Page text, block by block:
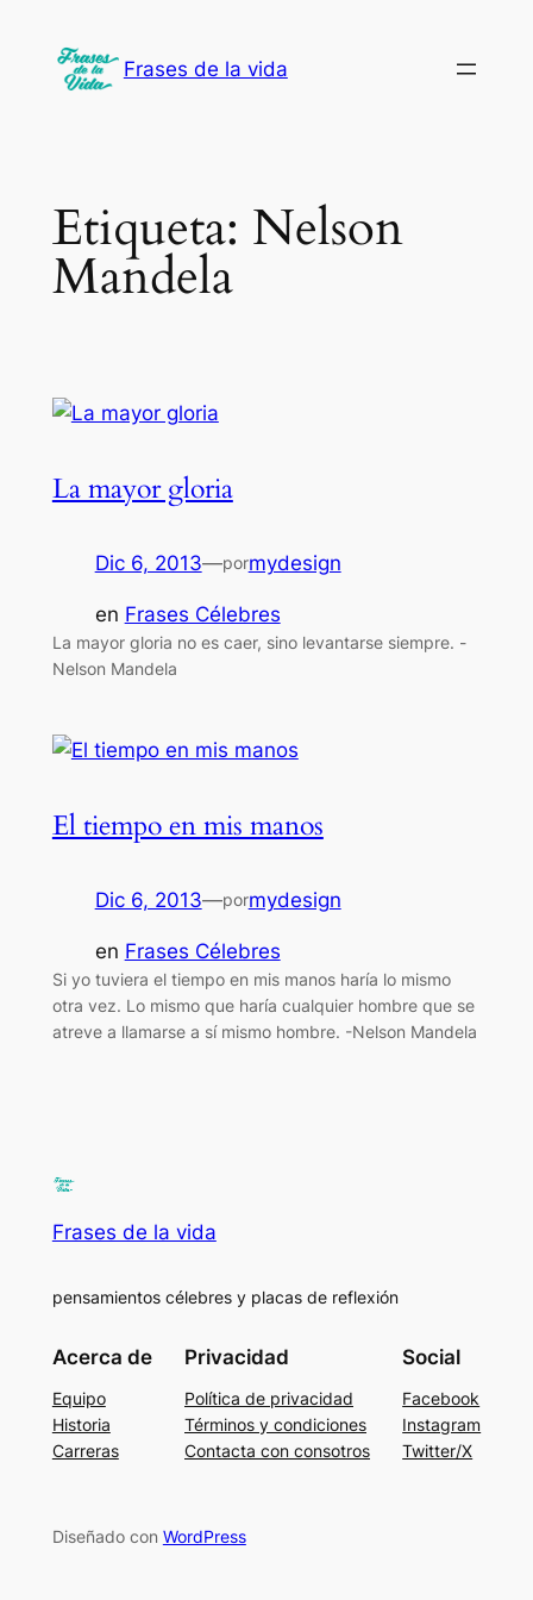
contenido
Frases de la vida
Etiqueta: Nelson
Mandela
La mayor gloria
Dic 6, 2013—pormydesign
en Frases Célebres
La mayor gloria no es caer, sino levantarse siempre. -
Nelson Mandela
El tiempo en mis manos
Dic 6, 2013—pormydesign
en Frases Célebres
Si yo tuviera el tiempo en mis manos haría lo mismo
otra vez. Lo mismo que haría cualquier hombre que se
atreve a llamarse a sí mismo hombre. -Nelson Mandela
Frases de la vida
pensamientos célebres y placas de reflexión
Acerca de
Equipo
Historia
Carreras
Privacidad
Política de privacidad
Términos y condiciones
Contacta con consotros
Social
Facebook
Instagram
Twitter/X
Diseñado con WordPress